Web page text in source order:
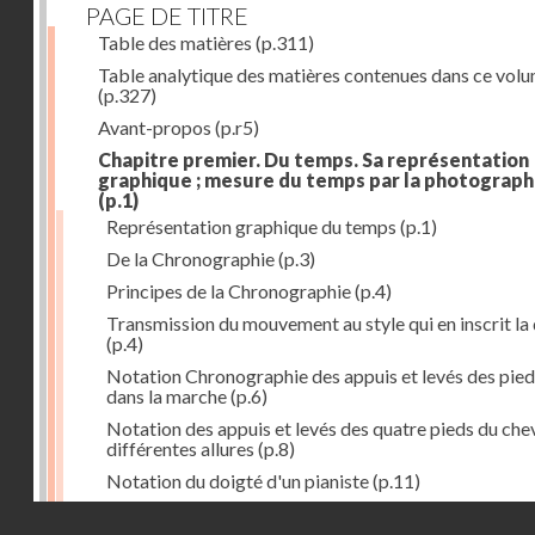
PAGE DE TITRE
Table des matières (p.311)
Table analytique des matières contenues dans ce
(p.327)
Avant-propos (p.r5)
Chapitre premier. Du temps. Sa représentation
graphique ; mesure du temps par la
(p.1)
Représentation graphique du temps (p.1)
De la Chronographie(p.3)
Principes de la Chronographie(p.4)
Transmission du mouvement au style qui en inscrit la
(p.4)
Notation Chronographie des appuis et levés des
dans la marche(p.6)
Notation des appuis et levés des quatre pieds du
différentes allures (p.8)
Notation du doigté d'un pianiste(p.11)